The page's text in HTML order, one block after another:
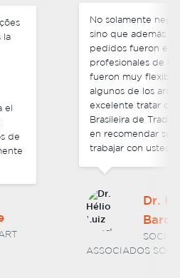
precios competitivos,
cada uno de nuestros
antes del plazo y los
Brasileira de Traduções
cambios de última hora en
finales que enviamos. Fue
equipo de la Agência
y no tengo ninguna duda
Estoy ansioso por
en el futuro.
Luiz Vitorino
DE BARCELOS E
DE ADVOGADOS